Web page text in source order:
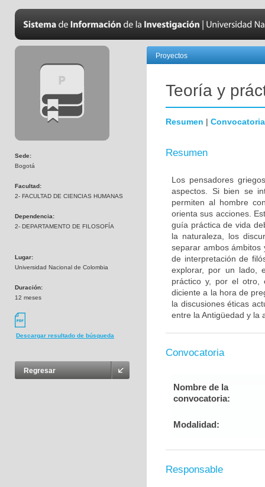
Sede:
Bogotá
Facultad:
2- FACULTAD DE CIENCIAS HUMANAS
Dependencia:
2- DEPARTAMENTO DE FILOSOFÍA
Lugar:
Universidad Nacional de Colombia
Duración:
12 meses
Descargar resultado de búsqueda
Regresar
Proyectos
Teoría y
Resumen | Convocatoria
Resumen
Los pensadores
aspectos. Si bien se
permiten al hombre
orienta sus acciones.
guía práctica de vida
la naturaleza, los
separar ambos
de interpretación de
explorar, por un lado,
práctico y, por el otro,
diciente a la hora de
la discusiones éticas
entre la Antigüedad y la
Convocatoria
Nombre de la
convocatoria:
Modalidad:
Responsable